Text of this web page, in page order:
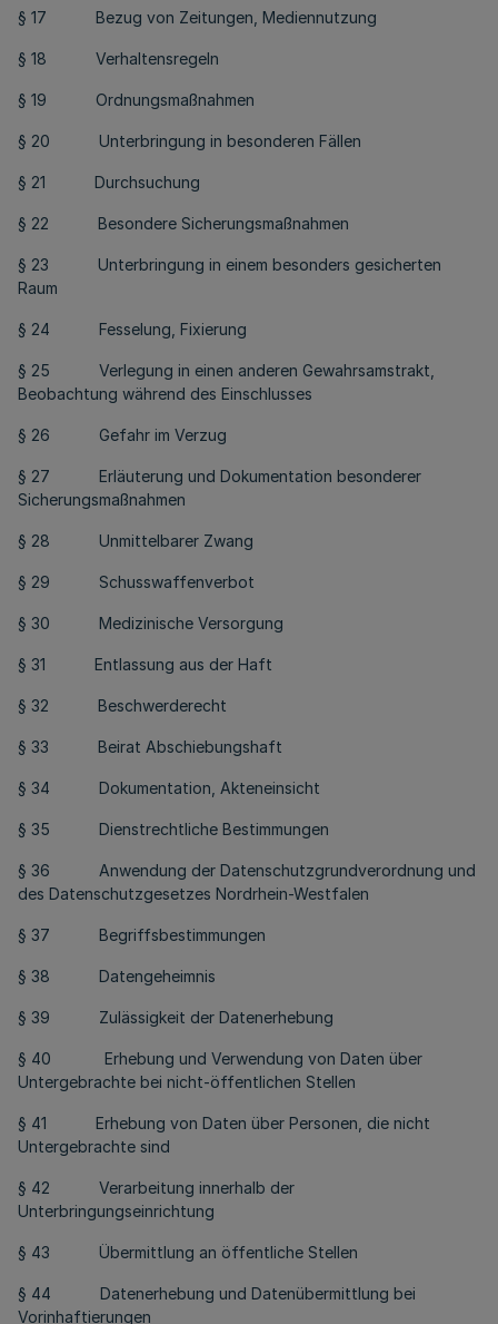
§ 17 Bezug von Zeitungen, Mediennutzung
§ 18 Verhaltensregeln
§ 19 Ordnungsmaßnahmen
§ 20 Unterbringung in besonderen Fällen
§ 21 Durchsuchung
§ 22 Besondere Sicherungsmaßnahmen
§ 23 Unterbringung in einem besonders gesicherten
Raum
§ 24 Fesselung, Fixierung
§ 25 Verlegung in einen anderen Gewahrsamstrakt,
Beobachtung während des Einschlusses
§ 26 Gefahr im Verzug
§ 27 Erläuterung und Dokumentation besonderer
Sicherungsmaßnahmen
§ 28 Unmittelbarer Zwang
§ 29 Schusswaffenverbot
§ 30 Medizinische Versorgung
§ 31 Entlassung aus der Haft
§ 32 Beschwerderecht
§ 33 Beirat Abschiebungshaft
§ 34 Dokumentation, Akteneinsicht
§ 35 Dienstrechtliche Bestimmungen
§ 36 Anwendung der Datenschutzgrundverordnung und
des Datenschutzgesetzes Nordrhein-Westfalen
§ 37 Begriffsbestimmungen
§ 38 Datengeheimnis
§ 39 Zulässigkeit der Datenerhebung
§ 40 Erhebung und Verwendung von Daten über
Untergebrachte bei nicht-öffentlichen Stellen
§ 41 Erhebung von Daten über Personen, die nicht
Untergebrachte sind
§ 42 Verarbeitung innerhalb der
Unterbringungseinrichtung
§ 43 Übermittlung an öffentliche Stellen
§ 44 Datenerhebung und Datenübermittlung bei
Vorinhaftierungen